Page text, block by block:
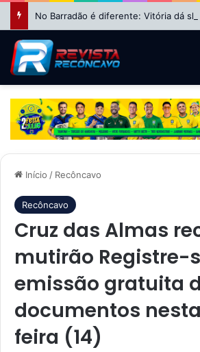
Início / Recôncavo
Recôncavo
Cruz das Almas
mutirão Registre-
emissão gratuita
documentos
feira (14)